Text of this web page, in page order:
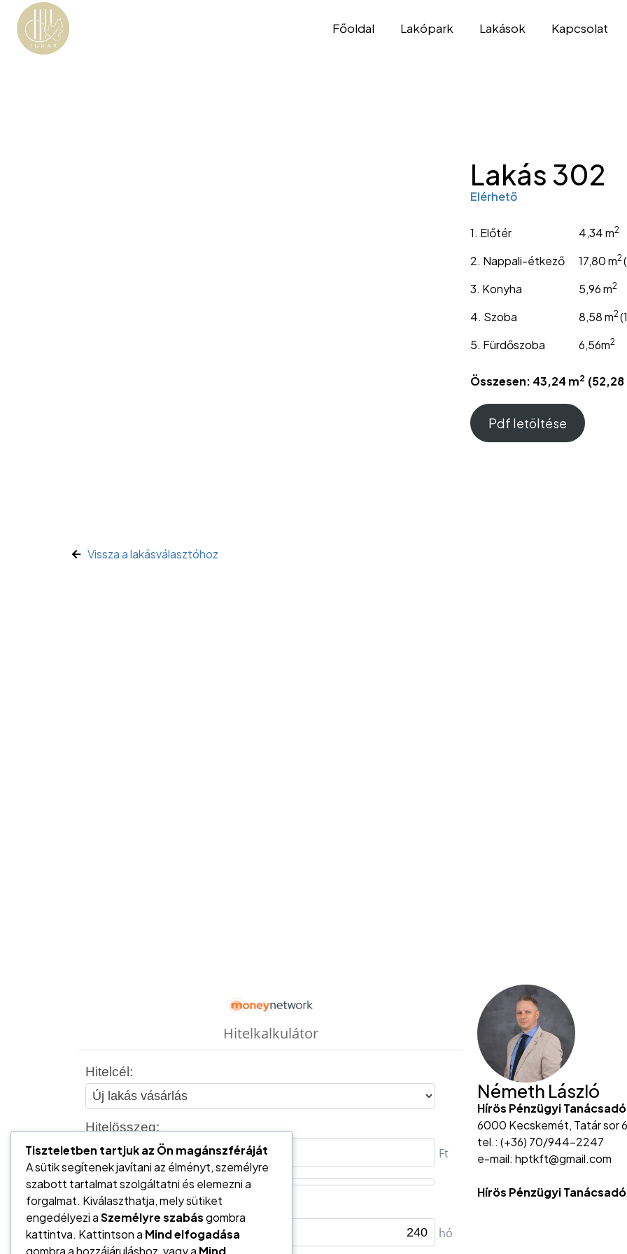
Főoldal Lakópark Lakások Kapcsolat
Lakás 302
Elérhető
1. Előtér 4,34 m2
2. Nappali-étkező 17,80 m2
3. Konyha
5,96 m2
4. Szoba 8,58 m2
5. Fürdőszoba
6,56m2
Összesen: 43,24 m2 (52,28
Pdf letöltése
Vissza a lakásválasztóhoz
Németh László
Hírös Pénzügyi Tanácsadó
6000 Kecskemét, Tatár sor
tel.: (+36) 70/944-2247
e-mail: hptkft@gmail.com
Hírös Pénzügyi
Tiszteletben tartjuk az Ön magánszféráját
A sütik segítenek javítani az élményt, személyre
szabott tartalmat szolgáltatni és elemezni a
forgalmat. Kiválaszthatja, mely sütiket
engedélyezi aSzemélyre szabásgombra
kattintva. Kattintson a Mind elfogadása